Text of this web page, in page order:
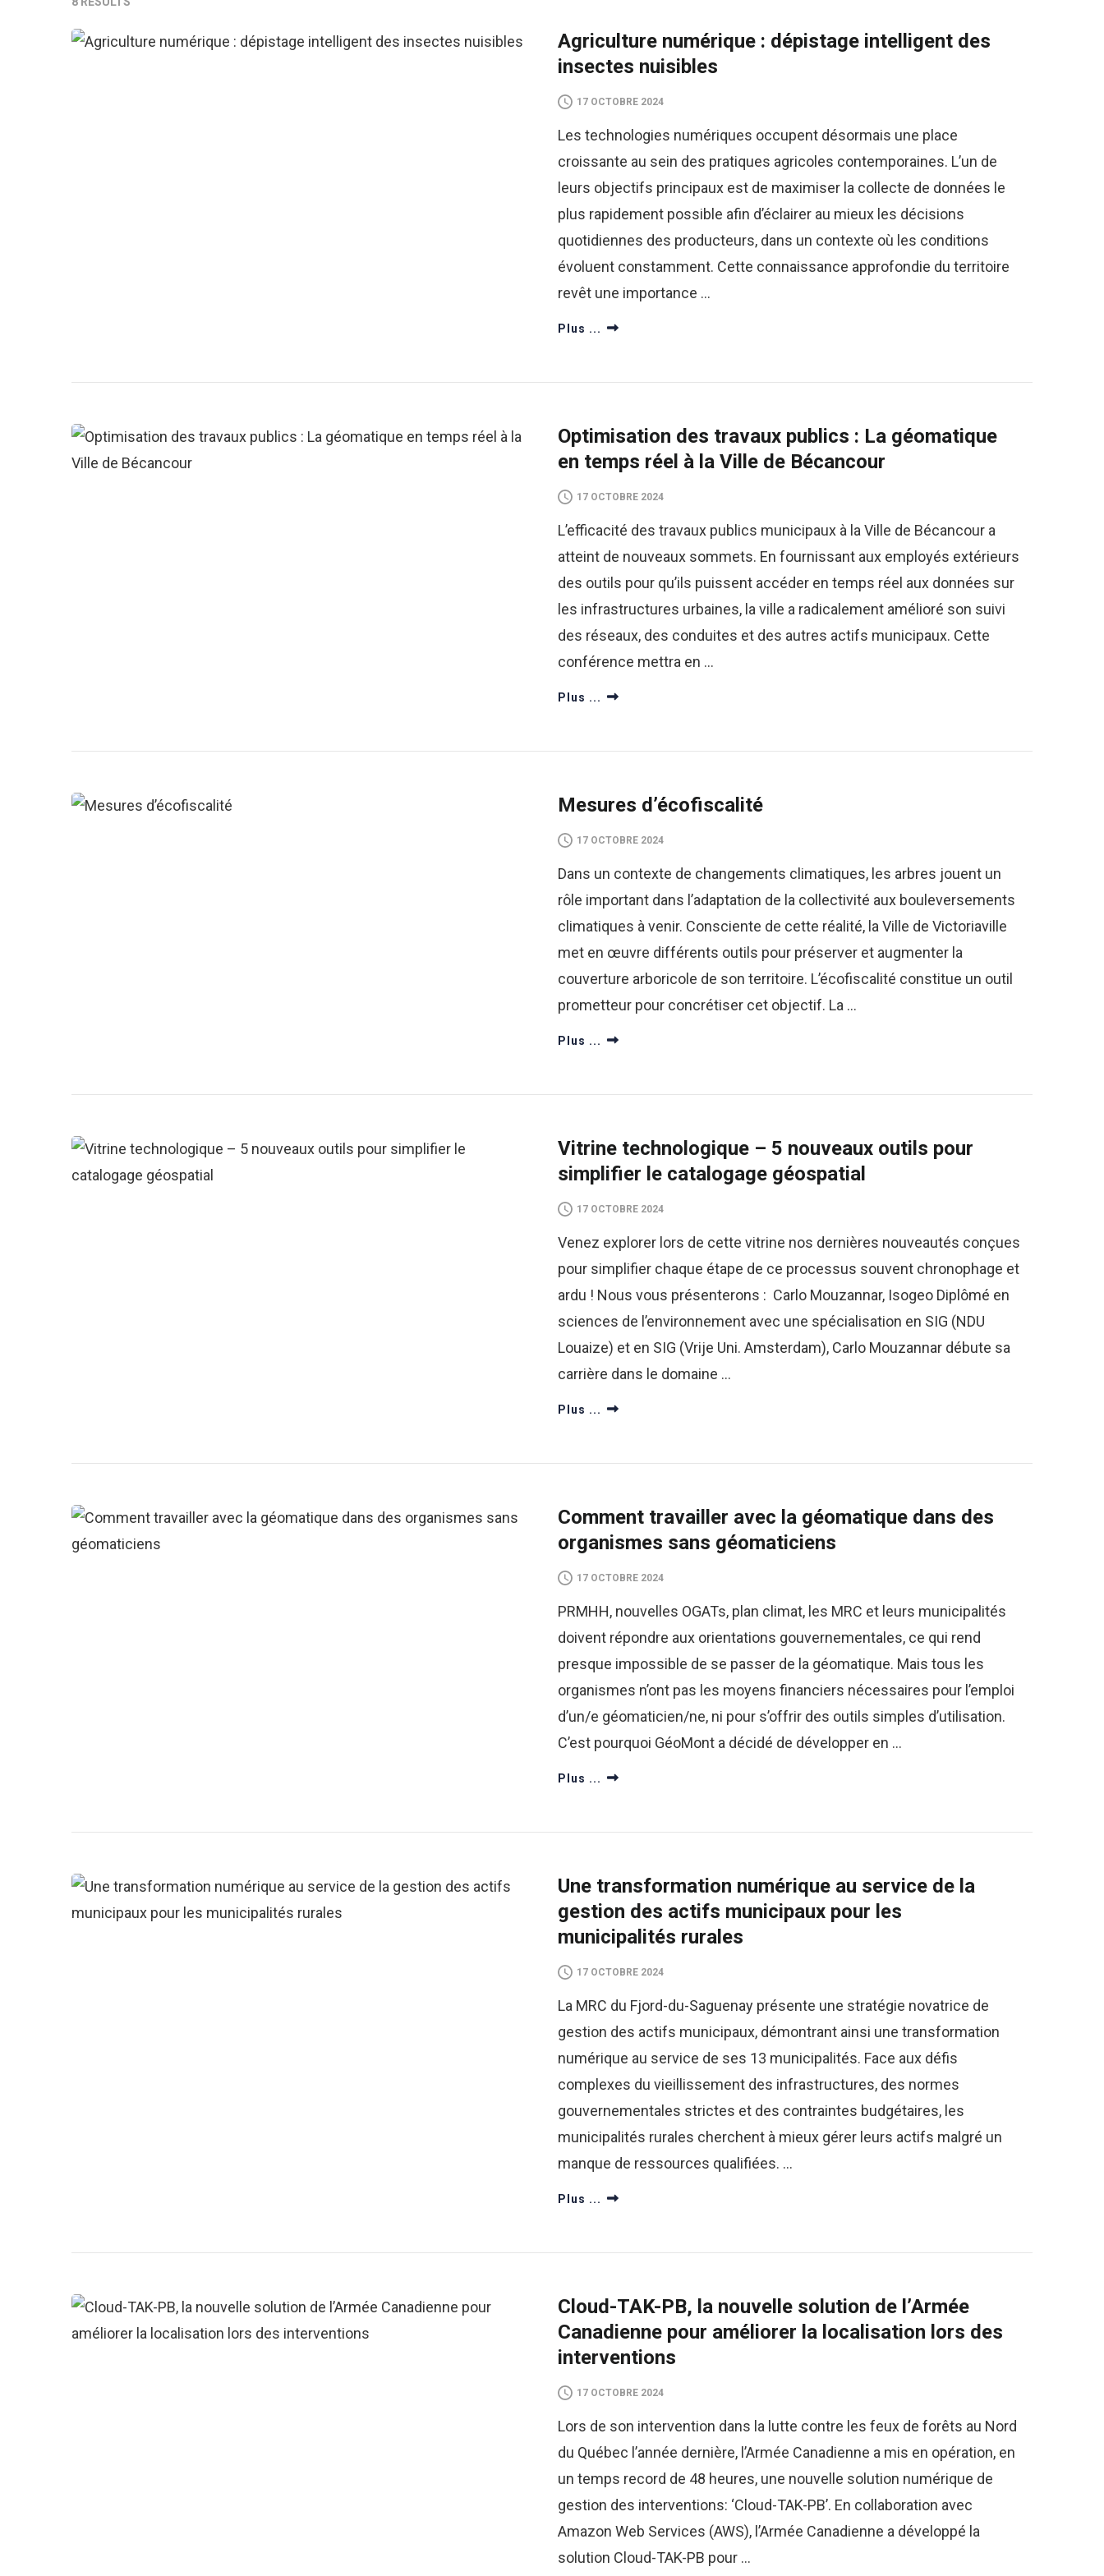
Agriculture numérique : dépistage intelligent des
insectes nuisibles
17 OCTOBRE 2024
Les technologies numériques occupent désormais une place
croissante au sein des pratiques agricoles contemporaines. L’un de
leurs objectifs principaux est de maximiser la collecte de données le
plus rapidement possible afin d’éclairer au mieux les décisions
quotidiennes des producteurs, dans un contexte où les conditions
évoluent constamment. Cette connaissance approfondie du territoire
revêt une importance …
Plus ...
Optimisation des travaux publics : La géomatique
en temps réel à la Ville de Bécancour
17 OCTOBRE 2024
L’efficacité des travaux publics municipaux à la Ville de Bécancour a
atteint de nouveaux sommets. En fournissant aux employés extérieurs
des outils pour qu’ils puissent accéder en temps réel aux données sur
les infrastructures urbaines, la ville a radicalement amélioré son suivi
des réseaux, des conduites et des autres actifs municipaux. Cette
conférence mettra en …
Plus ...
Mesures d’écofiscalité
17 OCTOBRE 2024
Dans un contexte de changements climatiques, les arbres jouent un
rôle important dans l’adaptation de la collectivité aux bouleversements
climatiques à venir. Consciente de cette réalité, la Ville de Victoriaville
met en œuvre différents outils pour préserver et augmenter la
couverture arboricole de son territoire. L’écofiscalité constitue un outil
prometteur pour concrétiser cet objectif. La …
Plus ...
Vitrine technologique – 5 nouveaux outils pour
simplifier le catalogage géospatial
17 OCTOBRE 2024
Venez explorer lors de cette vitrine nos dernières nouveautés conçues
pour simplifier chaque étape de ce processus souvent chronophage et
ardu ! Nous vous présenterons : Carlo Mouzannar, Isogeo Diplômé en
sciences de l’environnement avec une spécialisation en SIG (NDU
Louaize) et en SIG (Vrije Uni. Amsterdam), Carlo Mouzannar débute sa
carrière dans le domaine …
Plus ...
Comment travailler avec la géomatique dans des
organismes sans géomaticiens
17 OCTOBRE 2024
PRMHH, nouvelles OGATs, plan climat, les MRC et leurs municipalités
doivent répondre aux orientations gouvernementales, ce qui rend
presque impossible de se passer de la géomatique. Mais tous les
organismes n’ont pas les moyens financiers nécessaires pour l’emploi
d’un/e géomaticien/ne, ni pour s’offrir des outils simples d’utilisation.
C’est pourquoi GéoMont a décidé de développer en …
Plus ...
Une transformation numérique au service de la
gestion des actifs municipaux pour les
municipalités rurales
17 OCTOBRE 2024
La MRC du Fjord-du-Saguenay présente une stratégie novatrice de
gestion des actifs municipaux, démontrant ainsi une transformation
numérique au service de ses 13 municipalités. Face aux défis
complexes du vieillissement des infrastructures, des normes
gouvernementales strictes et des contraintes budgétaires, les
municipalités rurales cherchent à mieux gérer leurs actifs malgré un
manque de ressources qualifiées. …
Plus ...
Cloud-TAK-PB, la nouvelle solution de l’Armée
Canadienne pour améliorer la localisation lors des
interventions
17 OCTOBRE 2024
Lors de son intervention dans la lutte contre les feux de forêts au Nord
du Québec l’année dernière, l’Armée Canadienne a mis en opération, en
un temps record de 48 heures, une nouvelle solution numérique de
gestion des interventions: ‘Cloud-TAK-PB’. En collaboration avec
Amazon Web Services (AWS), l’Armée Canadienne a développé la
solution Cloud-TAK-PB pour …